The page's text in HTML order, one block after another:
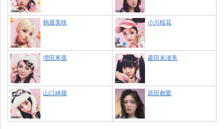
鶴屋美咲 小川桜花
増田來亜 菱田未渚美
山口綺羅 原田都愛